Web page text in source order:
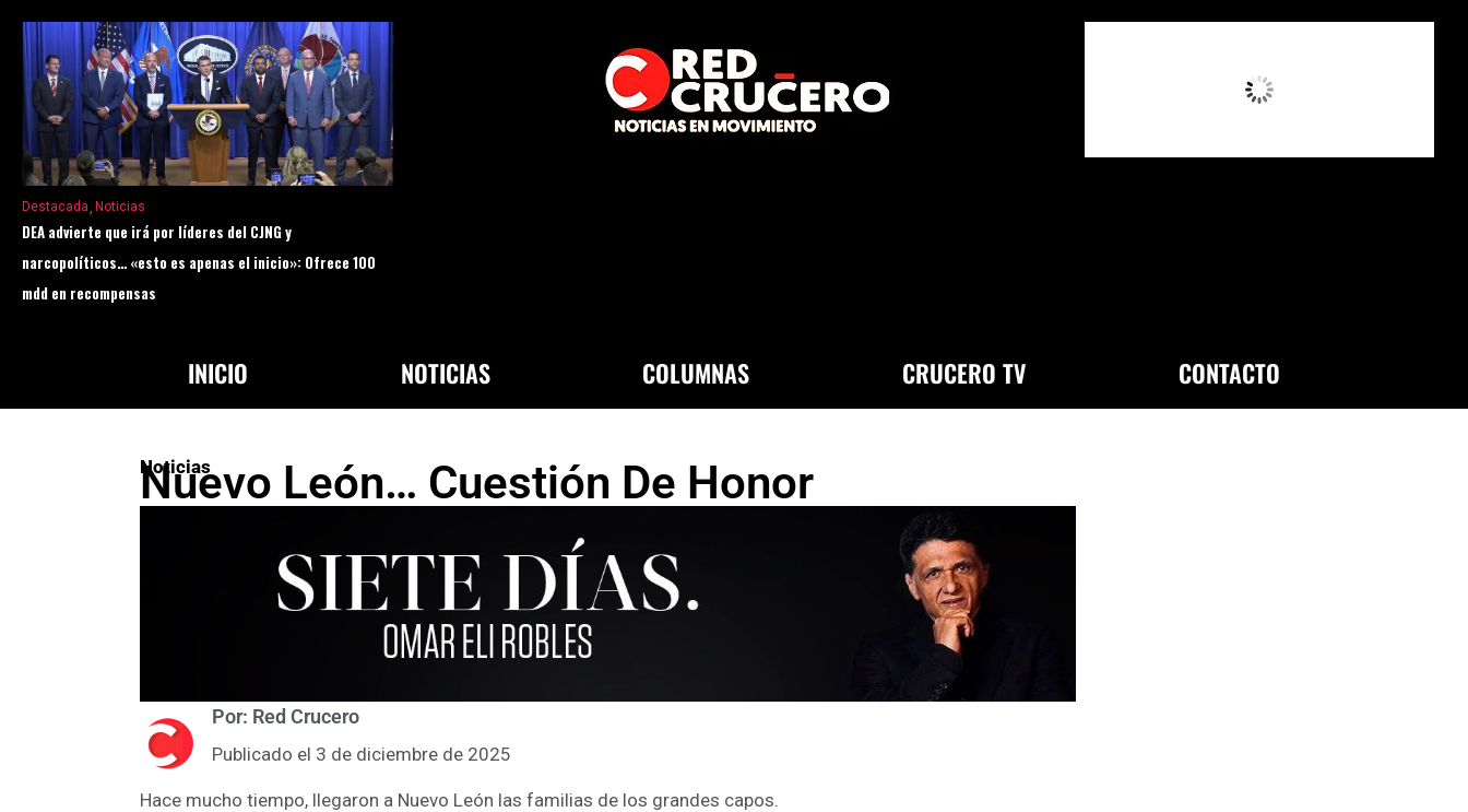
Destacada Noticias
DEA advierte que irá por líderes del CJNG y
narcopolíticos… «esto es apenas el inicio»: Ofrece 100
mdd en recompensas
INICIO NOTICIAS COLUMNAS CRUCERO TV CONTACTO
Noticias
Nuevo León… Cuestión De Honor
Por: Red Crucero
Publicado el 3 de diciembre de 2025
Hace mucho tiempo, llegaron a Nuevo León las familias de los grandes capos.